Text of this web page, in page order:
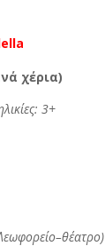
χέρια)
3+
–θέατρο)